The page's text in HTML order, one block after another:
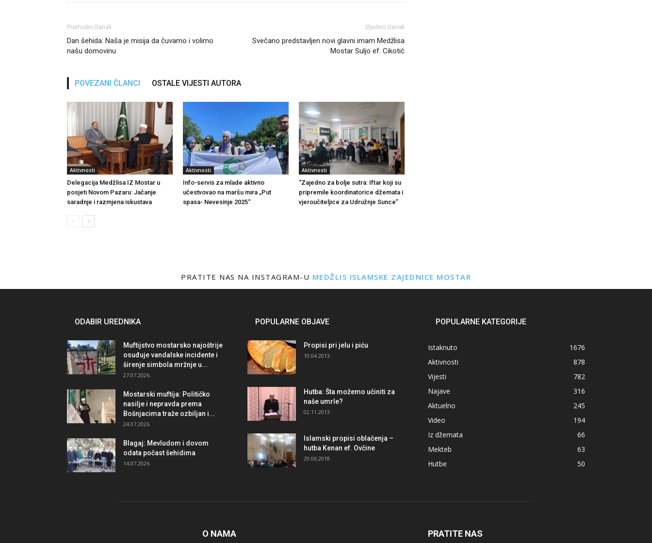
Prethodni članak
Dan šehida: Naša je misija da čuvamo i volimo
našu domovinu
Sljedeći članak
Svečano predstavljen novi glavni imam Medžlisa
Mostar Suljo ef. Cikotić
POVEZANI ČLANCI OSTALE VIJESTI AUTORA
Aktivnosti
Delegacija Medžlisa IZ Mostar u
posjeti Novom Pazaru: Jačanje
saradnje i razmjena iskustava
Aktivnosti
Info-servis za mlade aktivno
učestvovao na maršu mira „Put
spasa- Nevesinje 2025“
Aktivnosti
“Zajedno za bolje sutra: Iftar koji su
pripremile koordinatorice džemata i
vjeroučiteljice za Udružnje Sunce”
PRATITE NAS NA INSTAGRAM-U MEDŽLIS ISLAMSKE ZAJEDNICE MOSTAR
ODABIR UREDNIKA
Muftijstvo mostarsko najoštrije
osuđuje vandalske incidente i
širenje simbola mržnje u...
27.07.2026.
Mostarski muftija: Političko
nasilje i nepravda prema
Bošnjacima traže ozbiljan i...
24.07.2026.
Blagaj: Mevludom i dovom
odata počast šehidima
14.07.2026.
POPULARNE OBJAVE
Propisi pri jelu i piću
10.04.2013.
Hutba: Šta možemo učiniti za
naše umrle?
02.11.2013.
Islamski propisi oblačenja –
hutba Kenan ef. Ovčine
29.06.2018.
POPULARNE KATEGORIJE
Istaknuto
1676
Aktivnosti
878
Vijesti
782
Najave
316
Aktuelno
245
Video
194
Iz džemata
66
Mekteb
63
Hutbe
50
O NAMA PRATITE NAS